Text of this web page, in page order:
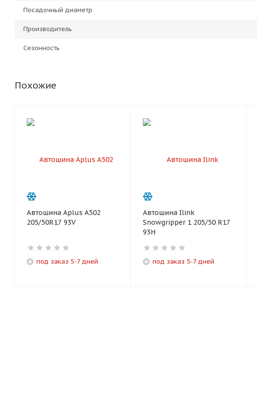
Посадочный диаметр
Производитель
Сезонность
Похожие
Автошина Aplus A502
205/50R17 93V
под заказ 5-7 дней
Автошина Ilink
Snowgripper 1 205/50 R17
93H
под заказ 5-7 дней